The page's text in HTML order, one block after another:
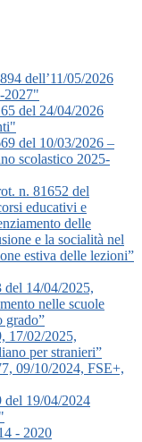
dell’11/05/2026
2027"
del 24/04/2026
del 10/03/2026 –
scolastico 2025-
n. 81652 del
educativi e
delle
e la socialità nel
estiva delle lezioni”
14/04/2025,
nelle scuole
grado”
17/02/2025,
per stranieri”
09/10/2024, FSE+,
del 19/04/2024
- 2020